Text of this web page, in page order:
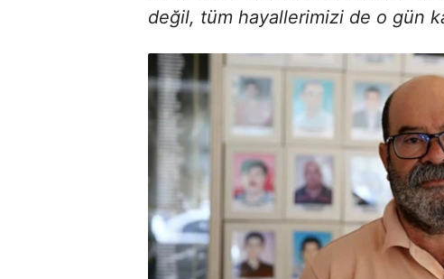
değil, tüm hayallerimizi de o gün